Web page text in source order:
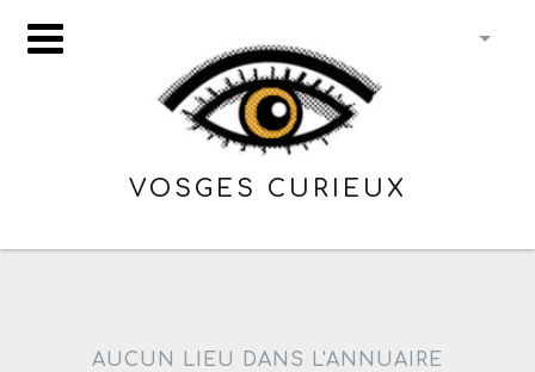
VOSGES CURIEUX
AUCUN LIEU DANS L'ANNUAIRE